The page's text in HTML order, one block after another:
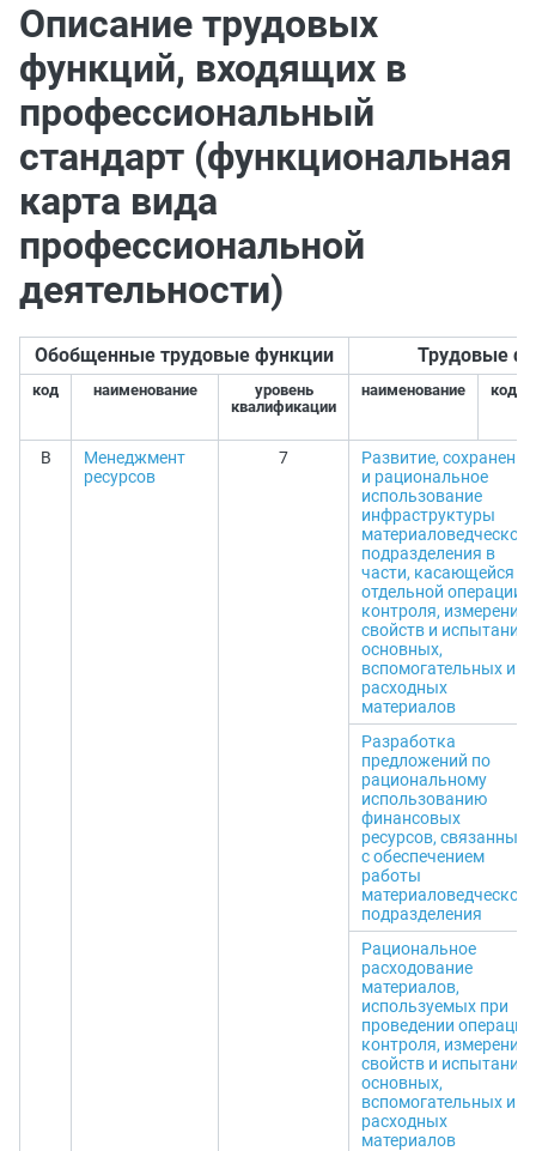
Описание трудовых
функций, входящих в
профессиональный
стандарт (функциональная
карта вида
профессиональной
деятельности)
Обобщенные трудовые функции Трудовые
код наименование
уровень
квалификации
наименование код
B
Менеджмент
ресурсов
7
Развитие, сохранение
и рациональное
использование
инфраструктуры
материаловедческого
подразделения в
части, касающейся
отдельной операции
контроля, измерения
свойств и испытания
основных,
вспомогательных и
расходных
материалов
Разработка
предложений по
рациональному
использованию
финансовых
ресурсов, связанных
с обеспечением
работы
материаловедческого
подразделения
Рациональное
расходование
материалов,
используемых при
проведении операций
контроля, измерения
свойств и испытания
основных,
вспомогательных и
расходных
материалов